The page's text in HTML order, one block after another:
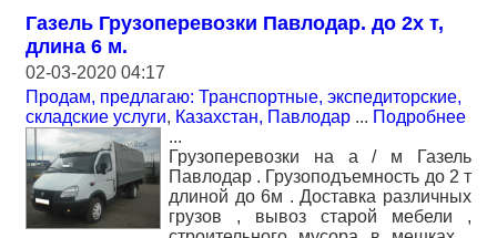
Газель Грузоперевозки Павлодар. до 2х т,
длина 6 м.
02-03-2020 04:17
Продам, предлагаю: Транспортные, экспедиторские,
складские услуги, Казахстан, Павлодар ... Подробнее
...
Грузоперевозки на а / м Газель
Павлодар . Грузоподъемность до 2 т
длиной до 6м . Доставка различных
грузов , вывоз старой мебели ,